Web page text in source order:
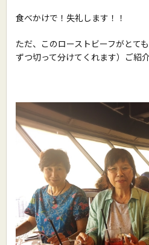
食べかけで！失礼します！！
ただ、このローストビーフがとて
ずつ切って分けてくれます）ご紹